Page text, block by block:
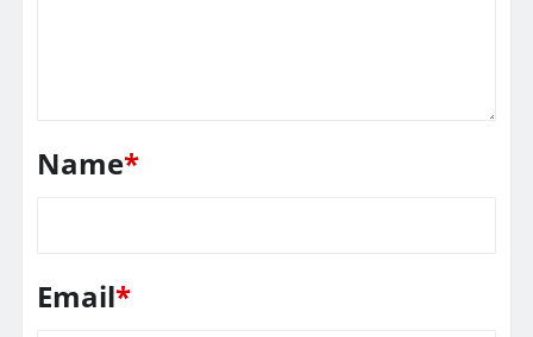
Name*
Email*